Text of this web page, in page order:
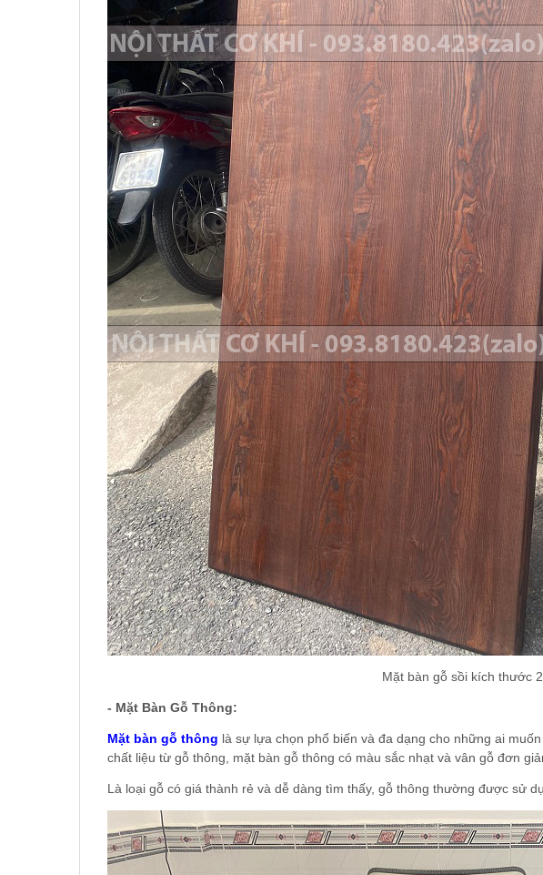
Mặt bàn gỗ sồi kích thước
- Mặt Bàn Gỗ Thông:
Mặt bàn gỗ thông là sự lựa chọn phổ biến và đa dạng cho những ai
chất liệu từ gỗ thông, mặt bàn gỗ thông có màu sắc nhạt và vân gỗ đơn
Là loại gỗ có giá thành rẻ và dễ dàng tìm thấy, gỗ thông thường được sử